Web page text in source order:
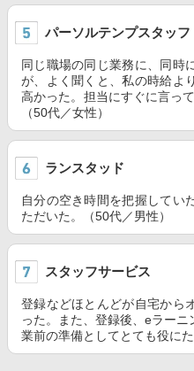
パーソルテンプスタッフ
同じ職場の同じ業務に、同時
が、よく聞くと、私の時給よ
高かった。担当にすぐに言っ
（50代／女性）
ランスタッド
自分の空き時間を把握してい
ただいた。（50代／男性）
スタッフサービス
登録などほとんどが自宅から
った。また、登録後、eラー
業前の準備としてとても役に